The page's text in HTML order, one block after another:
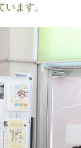
ます。